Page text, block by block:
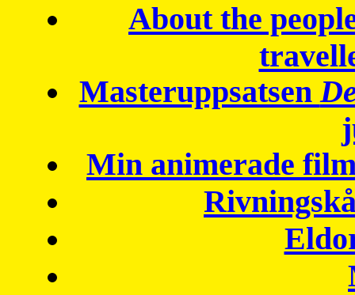
About the
Masteruppsatsen
Min animerade